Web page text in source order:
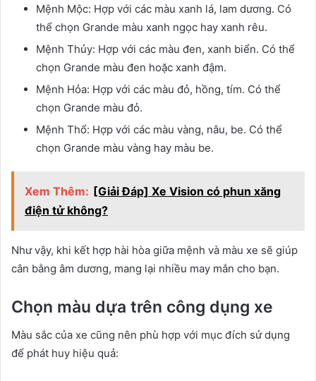
Mệnh Mộc: Hợp với các màu xanh lá, lam dương. Có
thể chọn Grande màu xanh ngọc hay xanh rêu.
Mệnh Thủy: Hợp với các màu đen, xanh biển. Có thể
chọn Grande màu đen hoặc xanh đậm.
Mệnh Hỏa: Hợp với các màu đỏ, hồng, tím. Có thể
chọn Grande màu đỏ.
Mệnh Thổ: Hợp với các màu vàng, nâu, be. Có thể
chọn Grande màu vàng hay màu be.
Xem Thêm: [Giải Đáp] Xe Vision có phun xăng
điện tử không?
Như vậy, khi kết hợp hài hòa giữa mệnh và màu xe sẽ giúp
cân bằng âm dương, mang lại nhiều may mắn cho bạn.
Chọn màu dựa trên công dụng xe
Màu sắc của xe cũng nên phù hợp với mục đích sử dụng
để phát huy hiệu quả: